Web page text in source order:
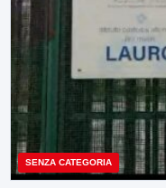
SENZA CATEGORIA